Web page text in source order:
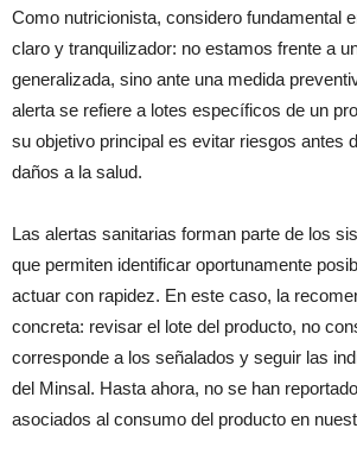
Como nutricionista, considero fundamental
claro y tranquilizador: no estamos frente a
generalizada, sino ante una medida
alerta se refiere a lotes específicos de un
su objetivo principal es evitar riesgos antes
daños a la salud.
Las alertas sanitarias forman parte de los
que permiten identificar oportunamente
actuar con rapidez. En este caso, la
concreta: revisar el lote del producto, no
corresponde a los señalados y seguir las
del Minsal. Hasta ahora, no se han
asociados al consumo del producto en